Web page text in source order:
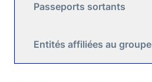
Passeports sortants
Entités affiliées au groupe